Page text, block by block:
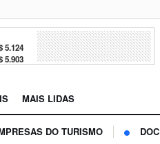
5.124
5.903
MAIS LIDAS
DO TURISMO